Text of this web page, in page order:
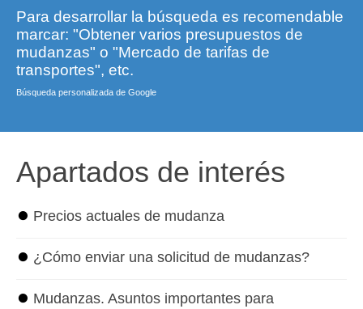
Para desarrollar la búsqueda es recomendable
marcar: "Obtener varios presupuestos de
mudanzas" o "Mercado de tarifas de
transportes", etc.
Búsqueda personalizada de Google
Apartados de interés
⏺ Precios actuales de mudanza
⏺ ¿Cómo enviar una solicitud de mudanzas?
⏺ Mudanzas. Asuntos importantes para